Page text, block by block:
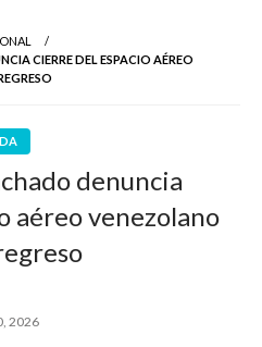
CIERRE DEL ESPACIO AÉREO
denuncia
aéreo venezolano
2026